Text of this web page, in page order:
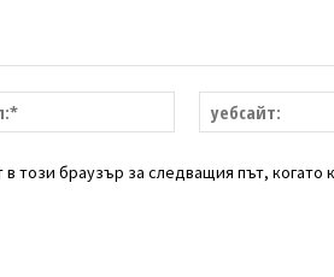
имейл:*
този браузър за следващия път, когато